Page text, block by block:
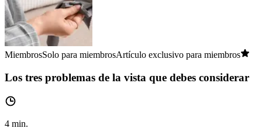
MiembrosSolo para miembrosArtículo exclusivo para miembros
Los tres problemas de la vista que debes considerar
4 min.